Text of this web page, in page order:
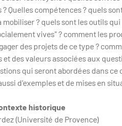
Quelles compétences ? quels
mobiliser ? quels sont les outils
vives" ? comment les
des projets de ce type ?
des valeurs associées aux
qui seront abordées dans ce
d'exemples et de mises en
historique
(Université de